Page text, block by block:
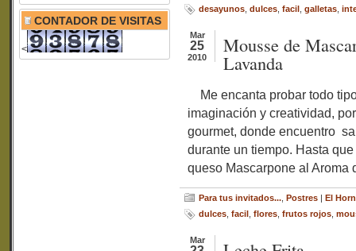
CONTADOR DE VISITAS
<
desayunos dulces facil galletas
Mar
25
2010
Mousse de
Lavanda
Me encanta probar todo
imaginación y creatividad,
gourmet, donde encuentro
durante un tiempo. Hasta
queso Mascarpone al
Para tus invitados... Postres | El
dulces facil flores frutos rojos
Mar